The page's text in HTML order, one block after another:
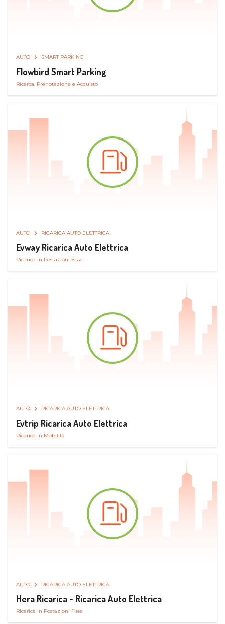
AUTO SMART PARKING
Flowbird Smart Parking
Ricerca, Prenotazione e Acquisto
AUTO RICARICA AUTO ELETTRICA
Evway Ricarica Auto Elettrica
Ricarica in Postazioni Fisse
AUTO RICARICA AUTO ELETTRICA
Evtrip Ricarica Auto Elettrica
Ricarica in Mobilità
AUTO RICARICA AUTO ELETTRICA
Hera Ricarica - Ricarica Auto Elettrica
Ricarica in Postazioni Fisse